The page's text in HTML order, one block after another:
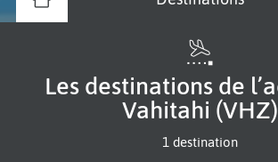
Les destinations de l’aéroport
Vahitahi (VHZ)
1 destination